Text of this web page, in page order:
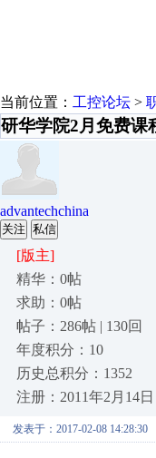
当前位置： 工控论坛 >
研华学院2月免费课
advantechchina
关注 私信
[版主]
精华：0帖
求助：0帖
帖子：286帖 | 130回
年度积分：10
历史总积分：1352
注册：2011年2月14日
发表于：2017-02-08 14:28:30